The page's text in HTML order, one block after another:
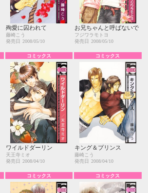
殉愛に囚われて
藤崎こう
発売日
2008/05/10
お兄ちゃんと呼ばないで
フジワラモトヨ
発売日
2008/05/10
コミックス
ワイルドダーリン
天王寺ミオ
発売日
2008/04/10
コミックス
キング＆プリンス
藤崎こう
発売日
2008/04/10
コミックス コミックス